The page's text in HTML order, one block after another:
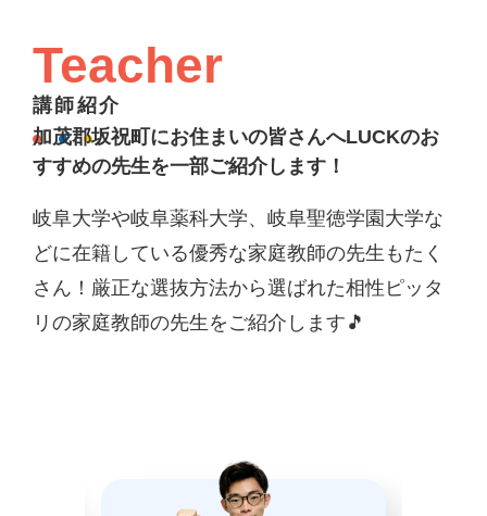
Teacher
講師紹介
加茂郡坂祝町にお住まいの皆さんへLUCKのお
すすめの先生を一部ご紹介します！
岐阜大学や岐阜薬科大学、岐阜聖徳学園大学な
どに在籍している優秀な家庭教師の先生もたく
さん！厳正な選抜方法から選ばれた相性ピッタ
リの家庭教師の先生をご紹介します🎵